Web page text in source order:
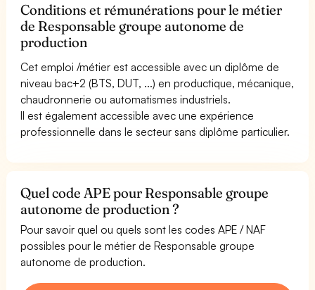
Conditions et rémunérations pour le métier
de Responsable groupe autonome de
production
Cet emploi /métier est accessible avec un diplôme de
niveau bac+2 (BTS, DUT, ...) en productique, mécanique,
chaudronnerie ou automatismes industriels.
Il est également accessible avec une expérience
professionnelle dans le secteur sans diplôme particulier.
Quel code APE pour Responsable groupe
autonome de production ?
Pour savoir quel ou quels sont les codes APE / NAF
possibles pour le métier de Responsable groupe
autonome de production.